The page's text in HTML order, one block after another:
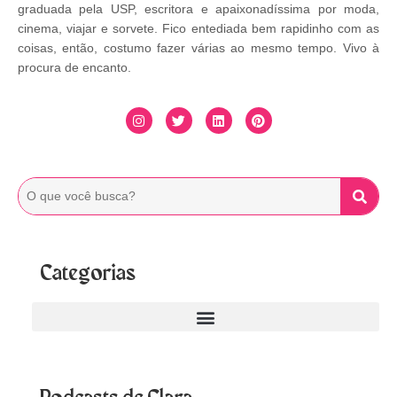
graduada pela USP, escritora e apaixonadíssima por moda,
cinema, viajar e sorvete. Fico entediada bem rapidinho com as
coisas, então, costumo fazer várias ao mesmo tempo. Vivo à
procura de encanto.
Categorias